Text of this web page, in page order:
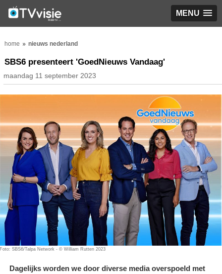
MENU
home nieuws nederland
SBS6 presenteert 'GoedNieuws Vandaag'
maandag 11 september 2023
Foto: SBS6/Talpa Network - © William Rutten 2023
Dagelijks worden we door diverse media overspoeld met